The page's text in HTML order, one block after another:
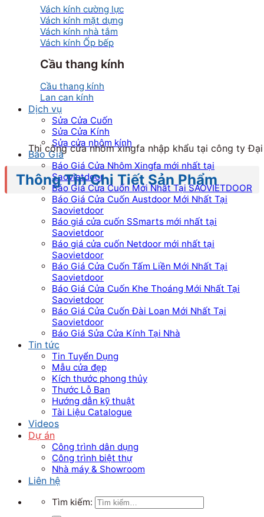
Vách kính cường lực
Vách kính mặt dựng
Vách kính nhà tắm
Vách kính Ốp bếp
Cầu thang kính
Cầu thang kính
Lan can kính
Dịch vụ
Sửa Cửa Cuốn
Sửa Cửa Kính
Sửa cửa nhôm kính
Báo Giá
Báo Giá Cửa Nhôm Xingfa mới nhất tại
Saovietdoor
Báo Giá Cửa Cuốn Mới Nhất Tại SAOVIETDOOR
Báo Giá Cửa Cuốn Austdoor Mới Nhất Tại
Saovietdoor
Báo giá cửa cuốn SSmarts mới nhất tại
Saovietdoor
Báo giá cửa cuốn Netdoor mới nhất tại
Saovietdoor
Báo Giá Cửa Cuốn Tấm Liền Mới Nhất Tại
Saovietdoor
Báo Giá Cửa Cuốn Khe Thoáng Mới Nhất Tại
Saovietdoor
Báo Giá Cửa Cuốn Đài Loan Mới Nhất Tại
Saovietdoor
Báo Giá Sửa Cửa Kính Tại Nhà
Tin tức
Tin Tuyển Dụng
Mẫu cửa đẹp
Kích thước phong thủy
Thước Lỗ Ban
Hướng dẫn kỹ thuật
Tài Liệu Catalogue
Videos
Dự án
Công trình dân dụng
Công trình biệt thự
Nhà máy & Showroom
Liên hệ
Tìm kiếm:
Thi công cửa nhôm xingfa nhập khẩu tại công ty
Thông Tin Chi Tiết Sản Phẩm